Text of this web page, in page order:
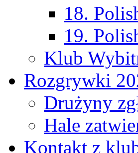
18.
19.
Klub
Rozgrywki
Drużyny
Hale
Kontakt z